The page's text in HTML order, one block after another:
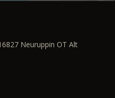
Neuruppin OT Alt